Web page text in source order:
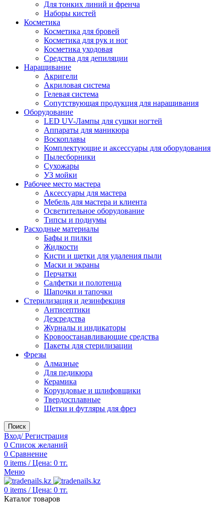
Для тонких линий и френча
Наборы кистей
Косметика
Косметика для бровей
Косметика для рук и ног
Косметика уходовая
Средства для депиляции
Наращивание
Акригели
Акриловая система
Гелевая система
Сопутствующая продукция для наращивания
Оборудование
LED UV-Лампы для сушки ногтей
Аппараты для маникюра
Воскоплавы
Комплектующие и аксессуары для оборудования
Пылесборники
Сухожары
УЗ мойки
Рабочее место мастера
Аксессуары для мастера
Мебель для мастера и клиента
Осветительное оборудование
Типсы и подиумы
Расходные материалы
Бафы и пилки
Жидкости
Кисти и щетки для удаления пыли
Маски и экраны
Перчатки
Салфетки и полотенца
Шапочки и тапочки
Стерилизация и дезинфекция
Антисептики
Дезсредства
Журналы и индикаторы
Кровоостанавливающие средства
Пакеты для стерилизации
Фрезы
Алмазные
Для педикюра
Керамика
Корундовые и шлифовщики
Твердосплавные
Щетки и футляры для фрез
Поиск
Вход/ Регистрация
0 Список желаний
0 Сравнение
0 items / Цена: 0 тг.
Меню
0 items / Цена: 0 тг.
Каталог товаров